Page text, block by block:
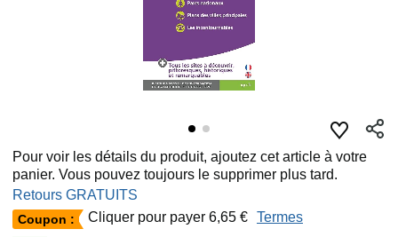
Pour voir les détails du produit, ajoutez cet article à votre
panier. Vous pouvez toujours le supprimer plus tard.
Retours GRATUITS
Coupon : Cliquer pour payer 6,65 € Termes